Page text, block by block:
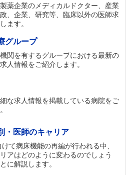
薬企業のメディカルドクター、産業
、企業、研究等、臨床以外の医師求
ます。
グループ
関を有するグループにおける最新の
人情報をご紹介します。
な求人情報を掲載している病院をご
・医師のキャリア
て病床機能の再編が行われる中、
アはどのように変わるのでしょう
に解説します。